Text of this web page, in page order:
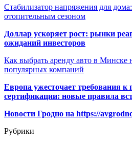
Стабилизатор напряжения для
отопительным сезоном
Доллар ускоряет рост: рынки
ожиданий инвесторов
Как выбрать аренду авто в Минске
популярных компаний
Европа ужесточает требования к
сертификации: новые правила
Новости Гродно на https://
Рубрики